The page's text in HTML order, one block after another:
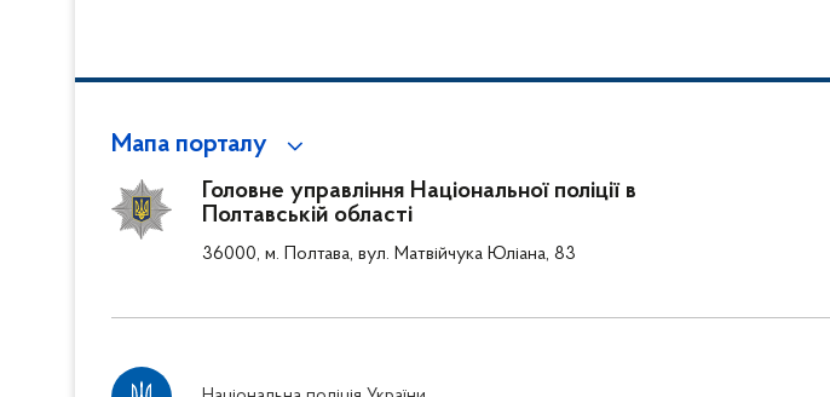
Мапа порталу
Головне управління Національної поліції в
Полтавській області
36000, м. Полтава, вул. Матвійчука Юліана, 83